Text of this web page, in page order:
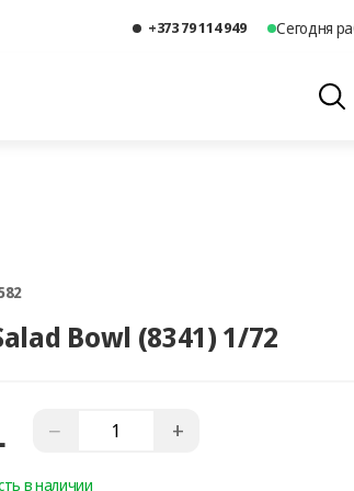
+373 79 114 949 Сегодня
A15 / 7" Salad Bowl (8341) 1/72
− +
в наличии